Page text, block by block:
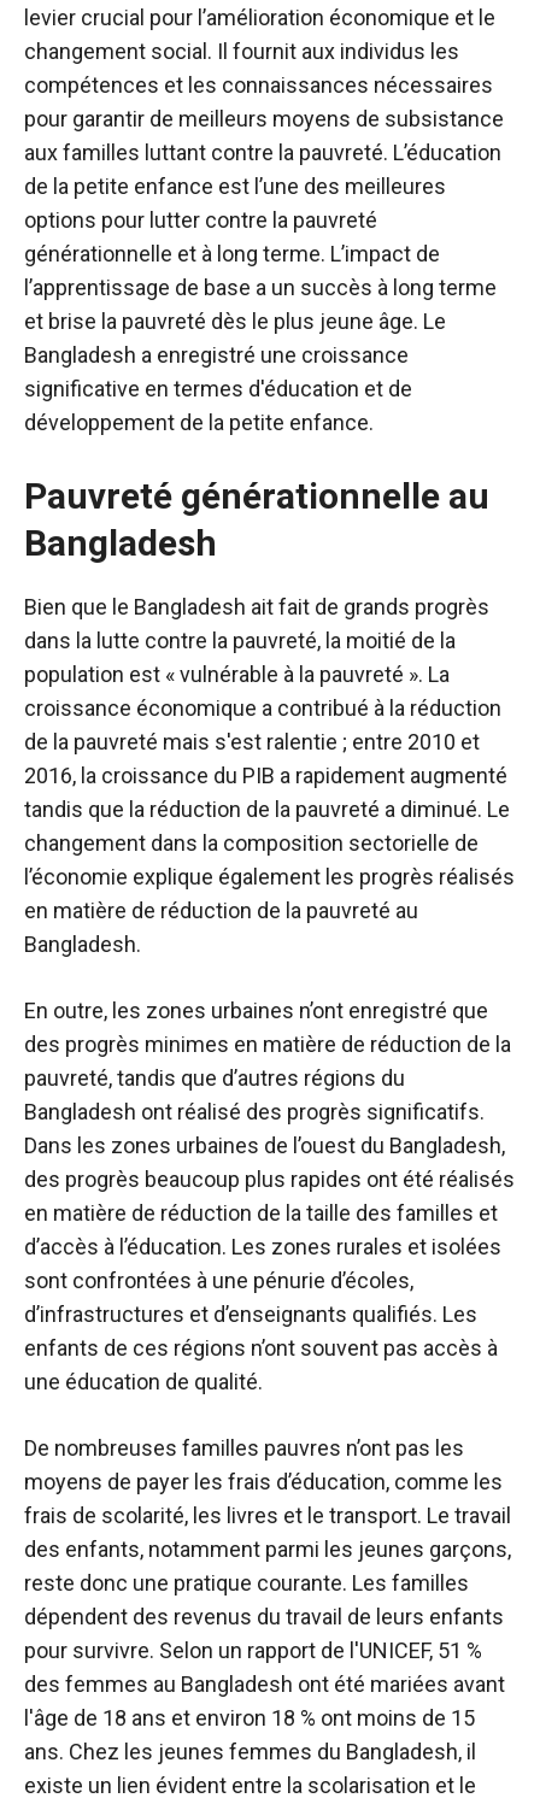
levier crucial pour l’amélioration économique et le
changement social. Il fournit aux individus les
compétences et les connaissances nécessaires
pour garantir de meilleurs moyens de subsistance
aux familles luttant contre la pauvreté. L’éducation
de la petite enfance est l’une des meilleures
options pour lutter contre la pauvreté
générationnelle et à long terme. L’impact de
l’apprentissage de base a un succès à long terme
et brise la pauvreté dès le plus jeune âge. Le
Bangladesh a enregistré une croissance
significative en termes d'éducation et de
développement de la petite enfance.
Pauvreté générationnelle au
Bangladesh
Bien que le Bangladesh ait fait de grands progrès
dans la lutte contre la pauvreté, la moitié de la
population est « vulnérable à la pauvreté ». La
croissance économique a contribué à la réduction
de la pauvreté mais s'est ralentie ; entre 2010 et
2016, la croissance du PIB a rapidement augmenté
tandis que la réduction de la pauvreté a diminué. Le
changement dans la composition sectorielle de
l’économie explique également les progrès réalisés
en matière de réduction de la pauvreté au
Bangladesh.
En outre, les zones urbaines n’ont enregistré que
des progrès minimes en matière de réduction de la
pauvreté, tandis que d’autres régions du
Bangladesh ont réalisé des progrès significatifs.
Dans les zones urbaines de l’ouest du Bangladesh,
des progrès beaucoup plus rapides ont été réalisés
en matière de réduction de la taille des familles et
d’accès à l’éducation. Les zones rurales et isolées
sont confrontées à une pénurie d’écoles,
d’infrastructures et d’enseignants qualifiés. Les
enfants de ces régions n’ont souvent pas accès à
une éducation de qualité.
De nombreuses familles pauvres n’ont pas les
moyens de payer les frais d’éducation, comme les
frais de scolarité, les livres et le transport. Le travail
des enfants, notamment parmi les jeunes garçons,
reste donc une pratique courante. Les familles
dépendent des revenus du travail de leurs enfants
pour survivre. Selon un rapport de l'UNICEF, 51 %
des femmes au Bangladesh ont été mariées avant
l'âge de 18 ans et environ 18 % ont moins de 15
ans. Chez les jeunes femmes du Bangladesh, il
existe un lien évident entre la scolarisation et le